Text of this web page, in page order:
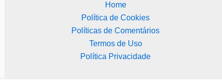
Home
Política de Cookies
Políticas de Comentários
Termos de Uso
Política Privacidade